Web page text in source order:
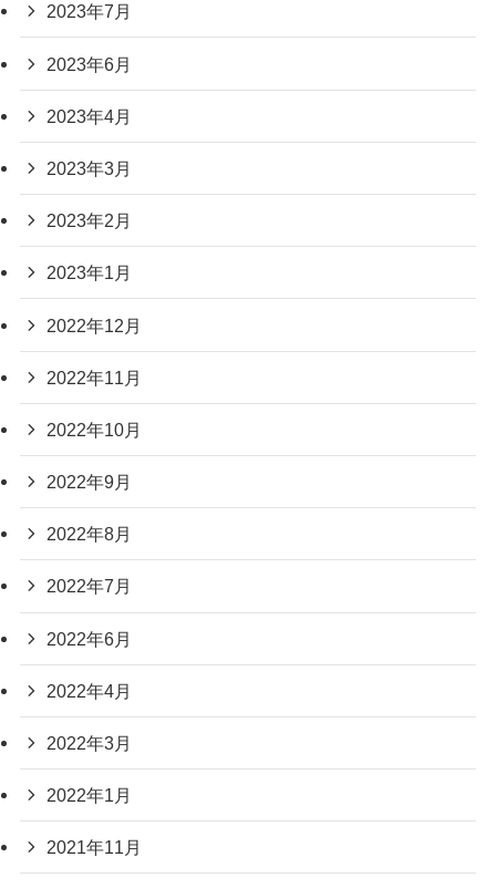
2023年7月
2023年6月
2023年4月
2023年3月
2023年2月
2023年1月
2022年12月
2022年11月
2022年10月
2022年9月
2022年8月
2022年7月
2022年6月
2022年4月
2022年3月
2022年1月
2021年11月